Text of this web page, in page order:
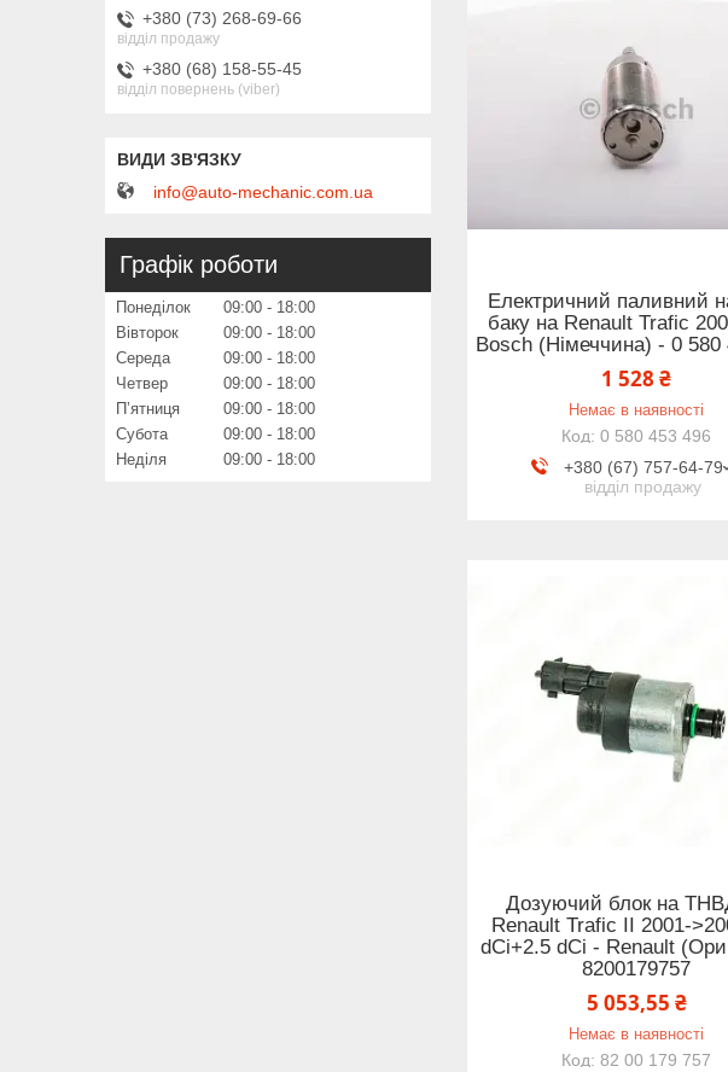
Електричний паливний
баку на Renault Trafic
Bosch (Німеччина) - 0 580
1 528 ₴
Немає в наявності
0 580 453 496
+380 (67) 757-64-79
відділ продажу
Дозуючий блок на
Renault Trafic II 2001-
dCi+2.5 dCi - Renault
8200179757
5 053,55 ₴
Немає в наявності
82 00 179 757
+380 (73) 268-69-66
відділ продажу
+380 (68) 158-55-45
відділ повернень (viber)
info@auto-mechanic.com.ua
Графік роботи
Понеділок 09:00
18:00
Вівторок
09:00
18:00
Середа
09:00
18:00
Четвер
09:00
18:00
Пʼятниця
09:00
18:00
Субота
09:00
18:00
Неділя
09:00 18:00